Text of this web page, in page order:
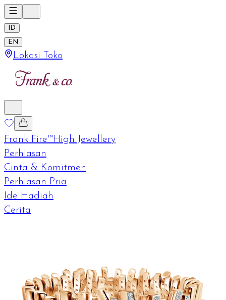
ID
EN
Lokasi Toko
Frank Fire™High Jewellery
Perhiasan
Cinta & Komitmen
Perhiasan Pria
Ide Hadiah
Cerita